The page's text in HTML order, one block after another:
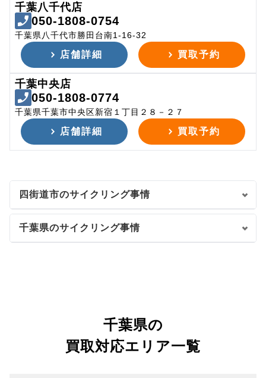
千葉八千代店
050-1808-0754
千葉県八千代市勝田台南1-16-32
店舗詳細 買取予約
千葉中央店
050-1808-0774
千葉県千葉市中央区新宿１丁目２８－２７
店舗詳細 買取予約
四街道市のサイクリング事情
千葉県のサイクリング事情
千葉県の
買取対応エリア一覧